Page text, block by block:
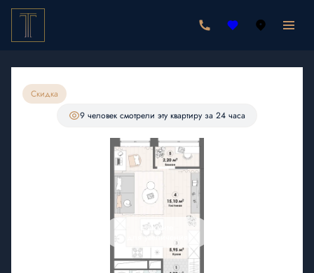
Студия 6 513 720 руб.
6 188 034 руб.
Ипотека
Скидка
9 человек смотрели эту квартиру за 24 часа
Нажмите
для увеличения